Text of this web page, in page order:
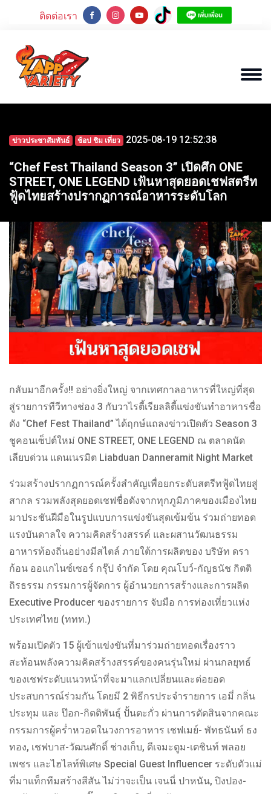
ติดต่อเรา
ข่าวประชาสัมพันธ์ ช้อป ชิม เที่ยว 2025-08-19 12:52:38
“Chef Fest Thailand Season 3” เปิดศึก ONE
STREET, ONE LEGEND เฟ้นหาสุดยอดเชฟสตรีท
ฟู้ดไทยสร้างปรากฏการณ์อาหารระดับโลก
กลับมาอีกครั้ง!! อย่างยิ่งใหญ่ จากเทศกาลอาหารที่ใหญ่ที่สุด
สู่รายการทีวีทางช่อง 3 กับวาไรตี้เรียลลิตี้แข่งขันทำอาหารชื่อ
ดัง “Chef Fest Thailand” ได้ฤกษ์แถลงข่าวเปิดตัว Season 3
ชูคอนเซ็ปต์ใหม่ ONE STREET, ONE LEGEND ณ ตลาดนัด
เลียบด่วน แดนเนรมิต Liabduan Danneramit Night Market
ร่วมสร้างปรากฏการณ์ครั้งสำคัญเพื่อยกระดับสตรีทฟู้ดไทยสู่
สากล รวมพลังสุดยอดเชฟชื่อดังจากทุกภูมิภาคของเมืองไทย
มาประชันฝีมือในรูปแบบการแข่งขันสุดเข้มข้น ร่วมถ่ายทอด
แรงบันดาลใจ ความคิดสร้างสรรค์ และผสานวัฒนธรรม
อาหารท้องถิ่นอย่างมีสไตล์ ภายใต้การผลิตของ บริษัท ดรา
ก้อน ออแกไนซ์เซอร์ กรุ๊ป จำกัด โดย คุณโบว์-กัญธนัช กิตติ
ถิรธรรม กรรมการผู้จัดการ ผู้อำนวยการสร้างและการผลิต
Executive Producer ของรายการ จับมือ การท่องเที่ยวแห่ง
ประเทศไทย (ททท.)
พร้อมเปิดตัว 15 ผู้เข้าแข่งขันที่มาร่วมถ่ายทอดเรื่องราว
สะท้อนพลังความคิดสร้างสรรค์ของคนรุ่นใหม่ ผ่านกลยุทธ์
ของเชฟระดับแนวหน้าที่จะมาแลกเปลี่ยนและต่อยอด
ประสบการณ์ร่วมกัน โดยมี 2 พิธีกรประจำรายการ เอมี่ กลิ่น
ประทุม และ ป๊อก-กิตติพันธุ์ ปั้นตะกั่ว ผ่านการตัดสินจากคณะ
กรรมการผู้คร่ำหวอดในวงการอาหาร เชฟเมย์- พัทธนันท์ ธง
ทอง, เชฟบาส-วัฒนศักดิ์ ช่างเก็บ, ดีเจมะตูม-เตชินท์ พลอย
เพชร และไฮไลท์พิเศษ Special Guest Influencer ระดับตัวแม่
ที่มาแท็กทีมสร้างสีสัน ไม่ว่าจะเป็น เจนนี่ ปาหนัน, ปิงปอง-